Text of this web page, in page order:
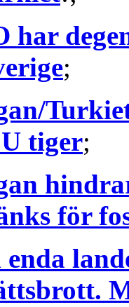
har
;
tiger;
för
enda